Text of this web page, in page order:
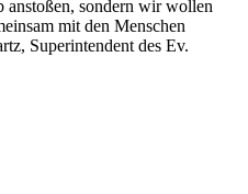
anstoßen, sondern wir wollen
mit den Menschen
Superintendent des Ev.